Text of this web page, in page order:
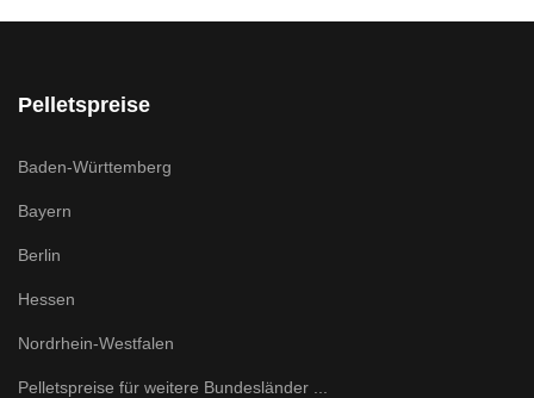
Pelletspreise
Baden-Württemberg
Bayern
Berlin
Hessen
Nordrhein-Westfalen
Pelletspreise für weitere Bundesländer ...